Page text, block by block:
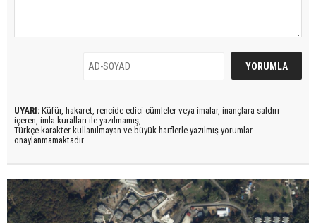
UYARI: Küfür, hakaret, rencide edici cümleler veya imalar, inançlara saldırı
içeren, imla kuralları ile yazılmamış,
Türkçe karakter kullanılmayan ve büyük harflerle yazılmış yorumlar
onaylanmamaktadır.